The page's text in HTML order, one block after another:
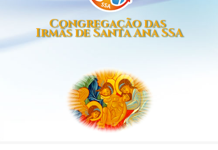
Congregação das
Irmãs de Santa Ana SSA